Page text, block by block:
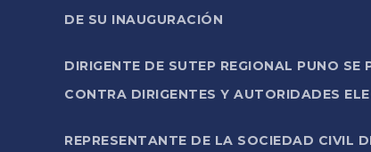
DE SU INAUGURACIÓN
DIRIGENTE DE SUTEP REGIONAL PUNO
CONTRA DIRIGENTES Y AUTORIDADES
REPRESENTANTE DE LA SOCIEDAD CIVIL